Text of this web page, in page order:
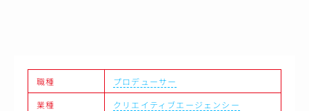
・YouTube、X、Instagram等の公式SNS運用におけるコン
テンツ企画・デザイン戦略の立案・指揮
・ファンの獲得・エンゲージメント向上に向けたマーケテ
ィング視点での施策推進
職種
プロデューサー
業種
クリエイティブエージェンシー